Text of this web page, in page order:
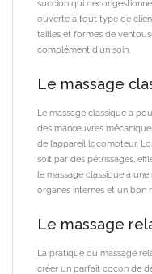
succion qui
ouverte à tout type de
tailles et formes de
complément d’un soin.
Le massage
Le massage classique a
des manœuvres
de l’appareil locomoteur.
soit par des pétrissages,
le massage classique a
organes internes et un bon
Le massage
La pratique du massage
créer un parfait cocon de